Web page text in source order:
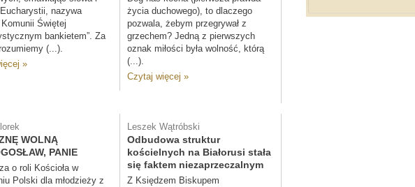
nazywa
Świętej
bankietem”. Za
(...).
»
życia duchowego), to dlaczego
pozwala, żebym przegrywał z
grzechem? Jedną z pierwszych
oznak miłości była wolność, którą
(...).
Czytaj więcej »
WOLNĄ
PANIE
o roli Kościoła w
Polski dla młodzieży z
Leszek Wątróbski
Odbudowa struktur
kościelnych na Białorusi stała
się faktem niezaprzeczalnym
Z Księdzem Biskupem